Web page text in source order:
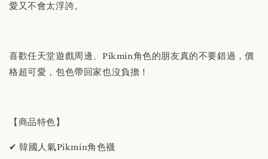
愛又不會太浮誇。
喜歡任天堂遊戲周邊、Pikmin角色的朋友真的不要錯過，價
格超可愛，包色帶回家也沒負擔！
【商品特色】
✔ 韓國人氣Pikmin角色襪